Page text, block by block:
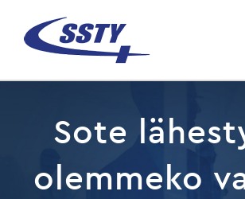
content
Sote
olemmeko